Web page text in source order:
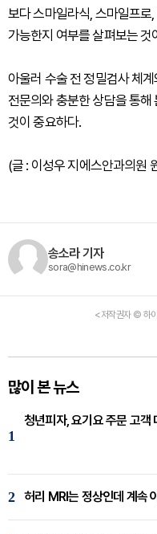
보다 스마일라식, 스마일프로
가능한지 여부를 살펴보는 것
아울러 수술 전 정밀검사 체
전문의와 충분한 상담을 통
것이 중요하다.
(글 : 이성우 지에스안과의원
송소라 기자
sora@hinews.co.kr
<저작권자 © 하
많이 본 뉴스
1
청년피자, 요기요 주문 고객
2 허리 MRI는 정상인데 계속